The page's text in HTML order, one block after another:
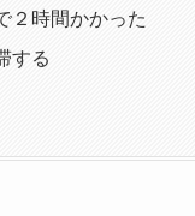
２時間かかった
する